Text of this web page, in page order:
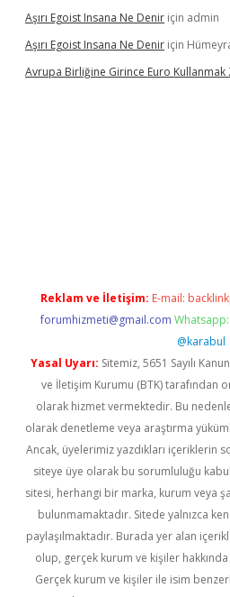
Aşırı Egoist Insana Ne Denir için admin
Aşırı Egoist Insana Ne Denir için
Avrupa Birliğine Girince Euro Kullanmak
Reklam ve İletişim: E-mail:
forumhizmeti@gmail.com
@karabul
Yasal Uyarı: Sitemiz, 5651 Sayılı
ve İletişim Kurumu (BTK) tarafından
olarak hizmet vermektedir. Bu
olarak denetleme veya araştırma
Ancak, üyelerimiz yazdıkları içeriklerin
siteye üye olarak bu sorumluluğu
sitesi, herhangi bir marka, kurum veya
bulunmamaktadır. Sitede yalnızca
paylaşılmaktadır. Burada yer alan
olup, gerçek kurum ve kişiler
Gerçek kurum ve kişiler ile isim